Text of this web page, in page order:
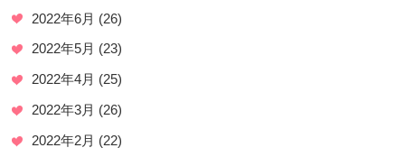
2022年6月 (26)
2022年5月 (23)
2022年4月 (25)
2022年3月 (26)
2022年2月 (22)